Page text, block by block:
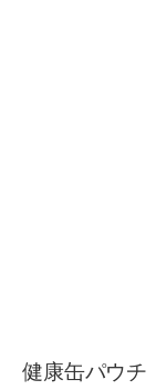
健康缶パウ